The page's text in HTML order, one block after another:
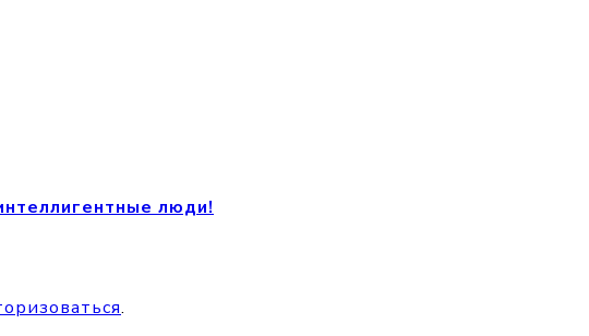
люди!
.